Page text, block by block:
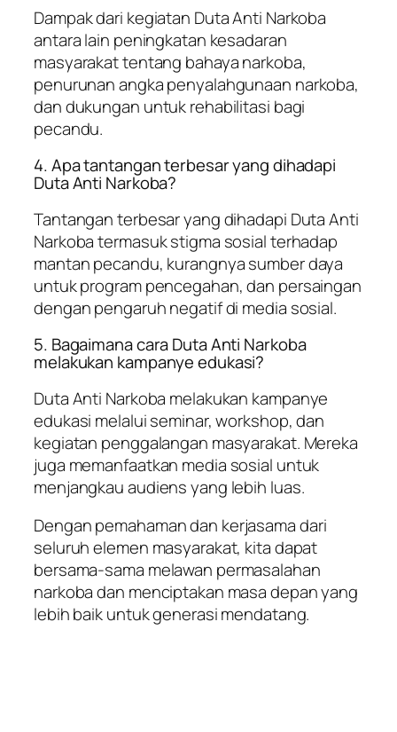
Dampak dari kegiatan Duta Anti Narkoba
antara lain peningkatan kesadaran
masyarakat tentang bahaya narkoba,
penurunan angka penyalahgunaan narkoba,
dan dukungan untuk rehabilitasi bagi
pecandu.
4. Apa tantangan terbesar yang dihadapi
Duta Anti Narkoba?
Tantangan terbesar yang dihadapi Duta Anti
Narkoba termasuk stigma sosial terhadap
mantan pecandu, kurangnya sumber daya
untuk program pencegahan, dan persaingan
dengan pengaruh negatif di media sosial.
5. Bagaimana cara Duta Anti Narkoba
melakukan kampanye edukasi?
Duta Anti Narkoba melakukan kampanye
edukasi melalui seminar, workshop, dan
kegiatan penggalangan masyarakat. Mereka
juga memanfaatkan media sosial untuk
menjangkau audiens yang lebih luas.
Dengan pemahaman dan kerjasama dari
seluruh elemen masyarakat, kita dapat
bersama-sama melawan permasalahan
narkoba dan menciptakan masa depan yang
lebih baik untuk generasi mendatang.